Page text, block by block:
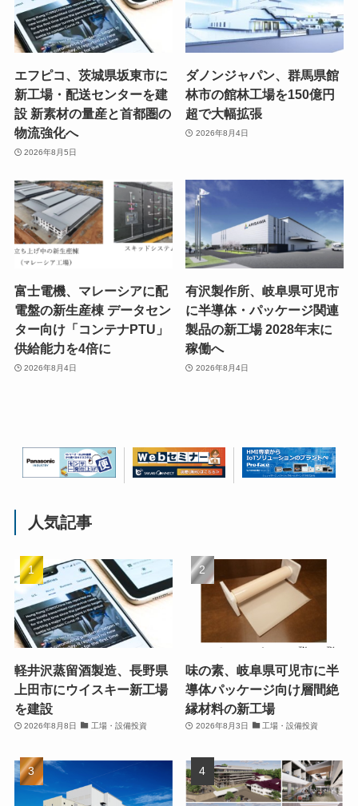
エフピコ、茨城県坂東市に
新工場・配送センターを建
設 新素材の量産と首都圏の
物流強化へ
2026年8月5日
ダノンジャパン、群馬県館
林市の館林工場を150億円
超で大幅拡張
2026年8月4日
富士電機、マレーシアに配
電盤の新生産棟 データセン
ター向け「コンテナPTU」
供給能力を4倍に
2026年8月4日
有沢製作所、岐阜県可児市
に半導体・パッケージ関連
製品の新工場 2028年末に
稼働へ
2026年8月4日
人気記事
軽井沢蒸留酒製造、長野県
上田市にウイスキー新工場
を建設
2026年8月8日 工場・設備投資
味の素、岐阜県可児市に半
導体パッケージ向け層間絶
縁材料の新工場
2026年8月3日 工場・設備投資